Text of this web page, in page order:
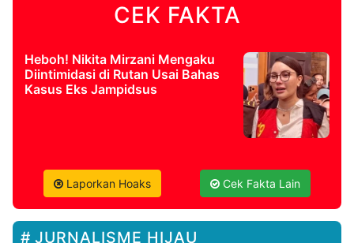
CEK FAKTA
Heboh! Nikita Mirzani Mengaku
Diintimidasi di Rutan Usai Bahas
Kasus Eks Jampidsus
Laporkan Hoaks Cek Fakta Lain
JURNALISME HIJAU